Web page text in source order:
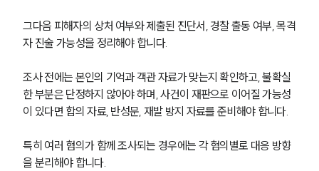
그다음 피해자의 상처 여부와 제출된 진단서, 경찰 출동 여부, 목격
자 진술 가능성을 정리해야 합니다.
조사 전에는 본인의 기억과 객관 자료가 맞는지 확인하고, 불확실
한 부분은 단정하지 않아야 하며, 사건이 재판으로 이어질 가능성
이 있다면 합의 자료, 반성문, 재발 방지 자료를 준비해야 합니다.
특히 여러 혐의가 함께 조사되는 경우에는 각 혐의별로 대응 방향
을 분리해야 합니다.